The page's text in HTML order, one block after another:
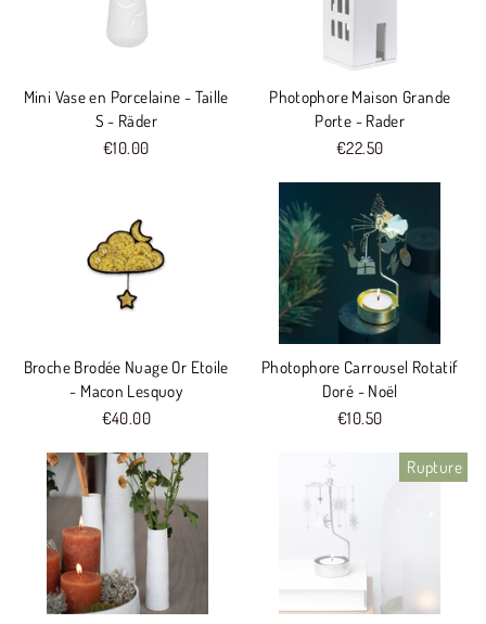
Mini Vase en Porcelaine - Taille
S - Räder
€10.00
Photophore Maison Grande
Porte - Rader
€22.50
Broche Brodée Nuage Or Etoile
- Macon Lesquoy
€40.00
Photophore Carrousel Rotatif
Doré - Noël
€10.50
Rupture